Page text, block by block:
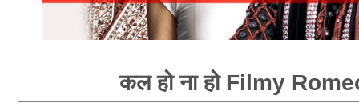
कल हो ना हो Filmy